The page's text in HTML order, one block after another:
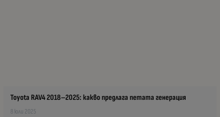
Toyota RAV4 2018–2025: какво предлага петата генерация
8 юли 2025